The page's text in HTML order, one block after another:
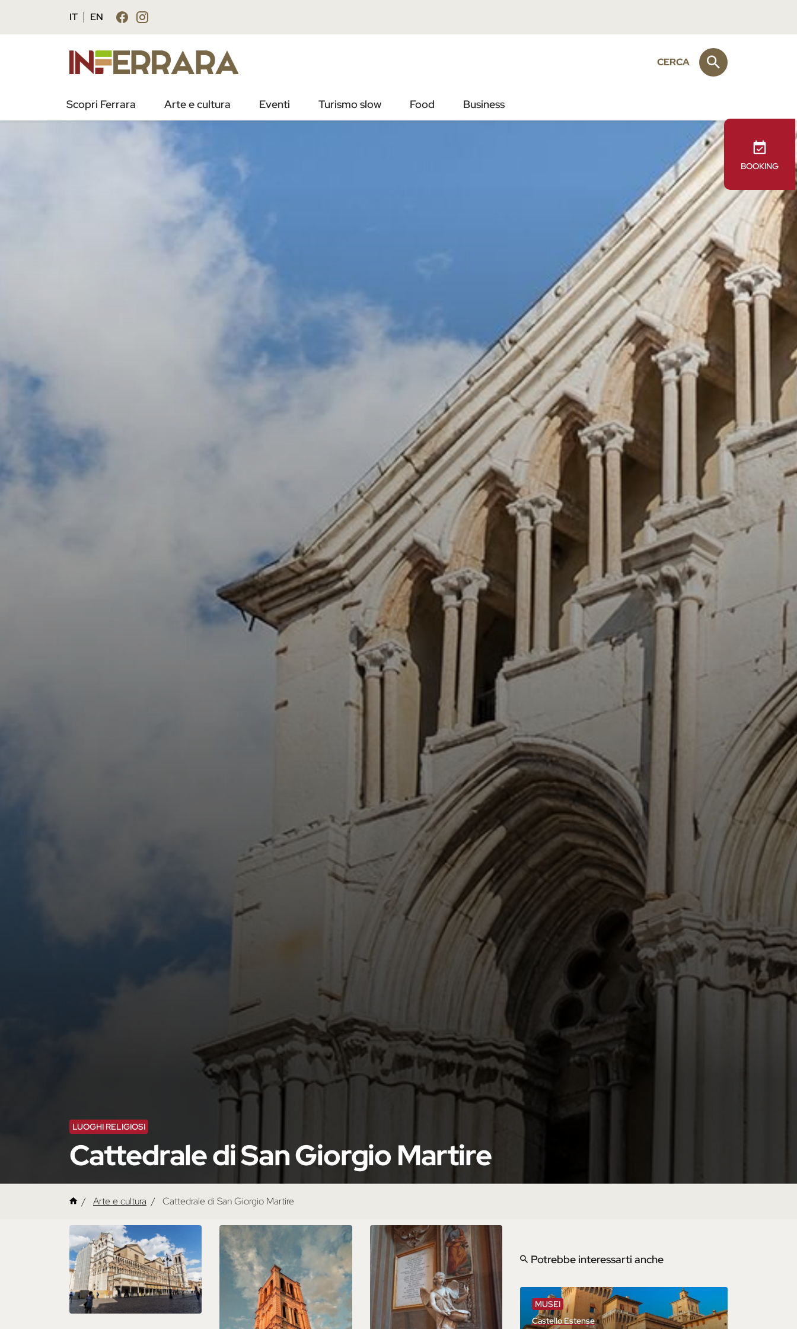
principale
IT EN
BOOKING
CERCA
Scopri Ferrara Arte e cultura Eventi Turismo slow Food Business
LUOGHI RELIGIOSI
Cattedrale di San Giorgio Martire
Arte e cultura Cattedrale di San Giorgio Martire
Potrebbe interessarti anche
MUSEI
Castello Estense